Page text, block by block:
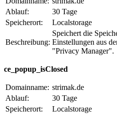
Ablauf:
30 Tage
Speicherort:
Localstorage
Beschreibung:
Speichert die
Einstellungen aus
"Privacy Manager".
ce_popup_isClosed
Domainname: strimak.de
Ablauf:
30 Tage
Speicherort:
Localstorage